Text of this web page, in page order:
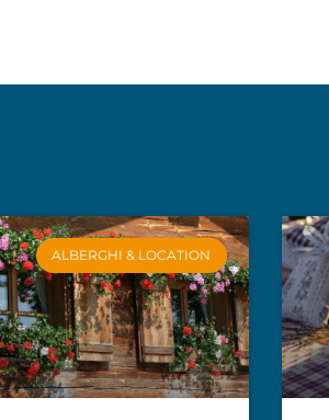
ALBERGHI & LOCATION